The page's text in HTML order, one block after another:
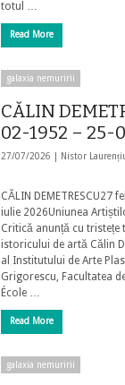
totul …
Read More
galaxia nemuririi
CĂLIN
02-1952 – 25-
27/07/2026 | Nistor
CĂLIN DEMETRESCU27
iulie 2026Uniunea
Critică anunță cu tristețe
istoricului de artă Călin
al Institutului de Arte
Grigorescu, Facultatea
École …
Read More
galaxia nemuririi